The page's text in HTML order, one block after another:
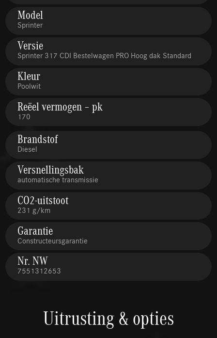
Model
Sprinter
Versie
Sprinter 317 CDI Bestelwagen PRO Hoog dak Standard
Kleur
Poolwit
Reëel vermogen – pk
170
Brandstof
Diesel
Versnellingsbak
automatische transmissie
CO2-uitstoot
231 g/km
Garantie
Constructeursgarantie
Nr. NW
7551312653
Uitrusting & opties